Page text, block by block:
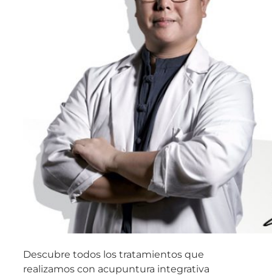
Descubre todos los tratamientos que
realizamos con acupuntura integrativa